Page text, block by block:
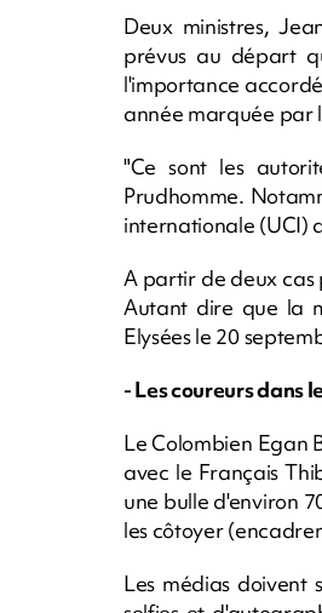
Deux ministres,
prévus au départ
l'importance
année marquée par
"Ce sont les
Prudhomme.
internationale (UCI)
A partir de deux cas
Autant dire que la
Elysées le 20
- Les coureurs dans
Le Colombien Egan
avec le Français
une bulle d'environ
les côtoyer
Les médias